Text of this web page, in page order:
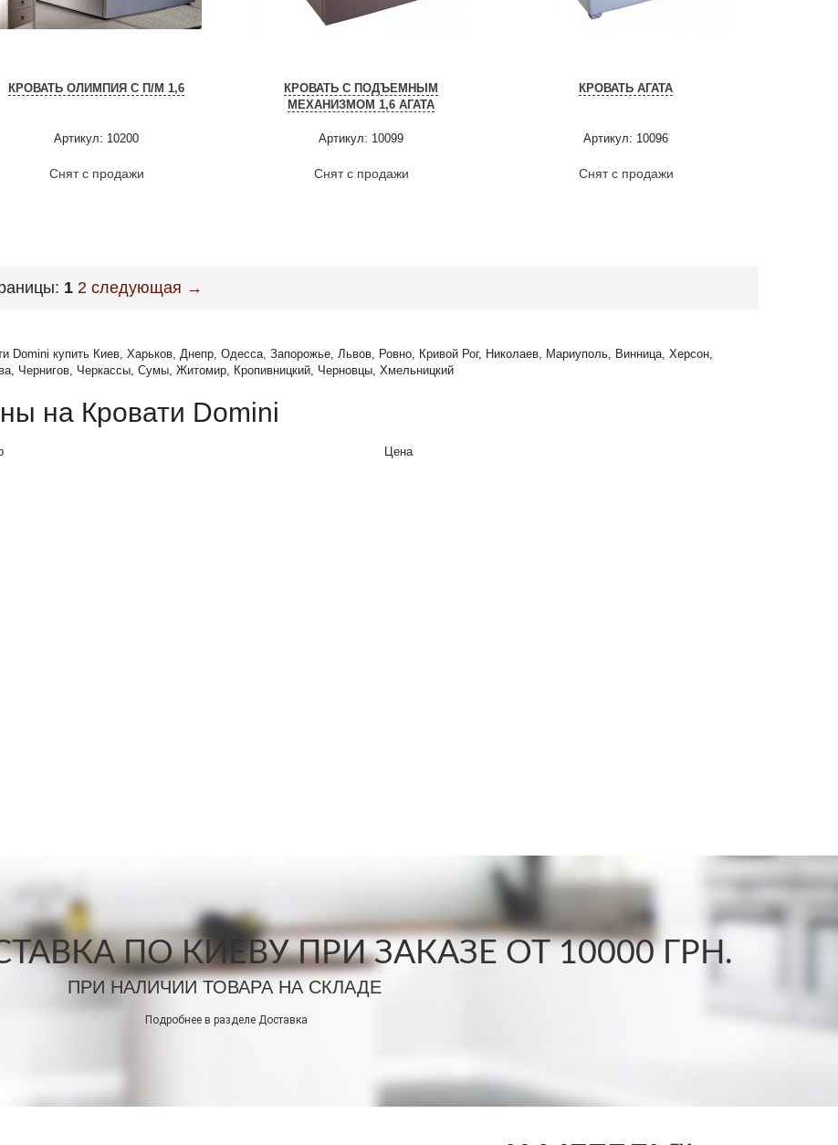
КРОВАТЬ ОЛИМПИЯ С П/М 1,6
Артикул: 10200
Снят с продажи
КРОВАТЬ С ПОДЪЕМНЫМ
МЕХАНИЗМОМ 1,6 АГАТА
Артикул: 10099
Снят с продажи
КРОВАТЬ АГАТА
Артикул: 10096
Снят с продажи
1 2 следующая →
Domini купить Киев, Харьков, Днепр, Одесса, Запорожье, Львов, Ровно, Кривой Рог, Николаев, Мариуполь, Винница, Херсон,
Чернигов, Черкассы, Сумы, Житомир, Кропивницкий, Черновцы, Хмельницкий
на Кровати Domini
Цена
ПО КИЕВУ ПРИ ЗАКАЗЕ ОТ 10000 ГРН.
ПРИ НАЛИЧИИ ТОВАРА НА СКЛАДЕ
Подробнее в разделе Доставка